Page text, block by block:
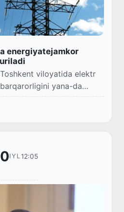
energiyatejamkor
viloyatida elektr
yana-da
toʻgʻrisida”gi Prezident
y) qabul q...
IYL12:05